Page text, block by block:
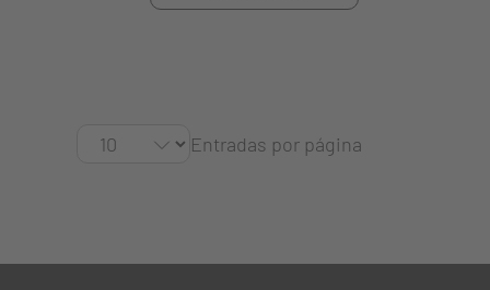
Entradas por página